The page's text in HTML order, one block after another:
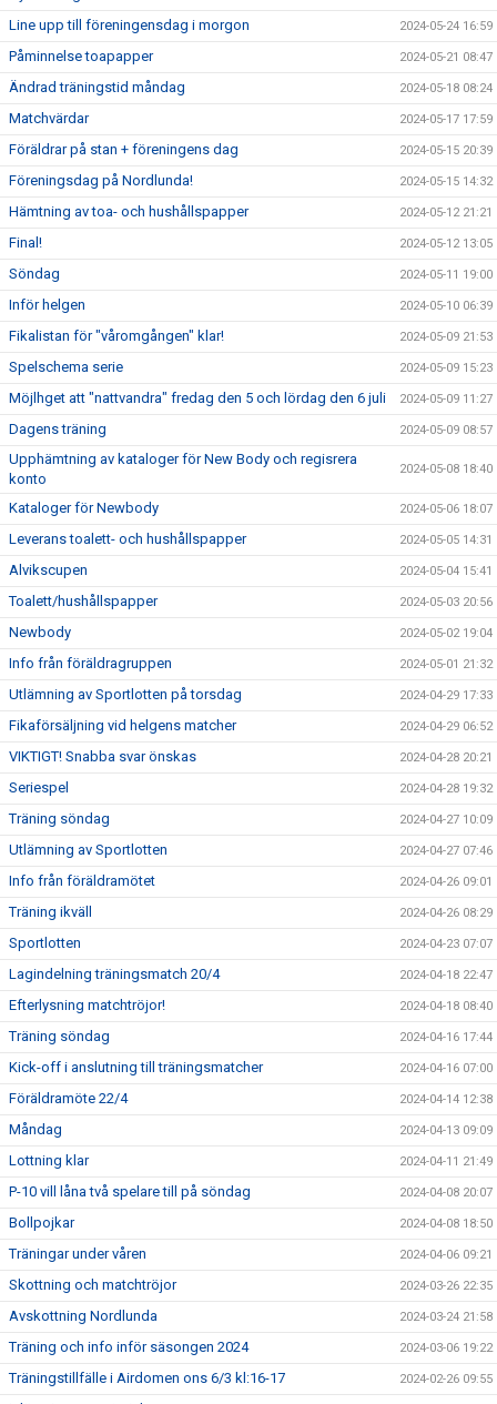
Line upp till föreningensdag i morgon 2024-05-24 16:59
Påminnelse toapapper 2024-05-21 08:47
Ändrad träningstid måndag 2024-05-18 08:24
Matchvärdar 2024-05-17 17:59
Föräldrar på stan + föreningens dag 2024-05-15 20:39
Föreningsdag på Nordlunda! 2024-05-15 14:32
Hämtning av toa- och hushållspapper 2024-05-12 21:21
Final! 2024-05-12 13:05
Söndag 2024-05-11 19:00
Inför helgen 2024-05-10 06:39
Fikalistan för "våromgången" klar! 2024-05-09 21:53
Spelschema serie 2024-05-09 15:23
Möjlhget att "nattvandra" fredag den 5 och lördag den 6 juli 2024-05-09 11:27
Dagens träning 2024-05-09 08:57
Upphämtning av kataloger för New Body och regisrera
konto
2024-05-08 18:40
Kataloger för Newbody 2024-05-06 18:07
Leverans toalett- och hushållspapper 2024-05-05 14:31
Alvikscupen 2024-05-04 15:41
Toalett/hushållspapper 2024-05-03 20:56
Newbody 2024-05-02 19:04
Info från föräldragruppen 2024-05-01 21:32
Utlämning av Sportlotten på torsdag 2024-04-29 17:33
Fikaförsäljning vid helgens matcher 2024-04-29 06:52
VIKTIGT! Snabba svar önskas 2024-04-28 20:21
Seriespel 2024-04-28 19:32
Träning söndag 2024-04-27 10:09
Utlämning av Sportlotten 2024-04-27 07:46
Info från föräldramötet 2024-04-26 09:01
Träning ikväll 2024-04-26 08:29
Sportlotten 2024-04-23 07:07
Lagindelning träningsmatch 20/4 2024-04-18 22:47
Efterlysning matchtröjor! 2024-04-18 08:40
Träning söndag 2024-04-16 17:44
Kick-off i anslutning till träningsmatcher 2024-04-16 07:00
Föräldramöte 22/4 2024-04-14 12:38
Måndag 2024-04-13 09:09
Lottning klar 2024-04-11 21:49
P-10 vill låna två spelare till på söndag 2024-04-08 20:07
Bollpojkar 2024-04-08 18:50
Träningar under våren 2024-04-06 09:21
Skottning och matchtröjor 2024-03-26 22:35
Avskottning Nordlunda 2024-03-24 21:58
Träning och info inför säsongen 2024 2024-03-06 19:22
Träningstillfälle i Airdomen ons 6/3 kl:16-17 2024-02-26 09:55